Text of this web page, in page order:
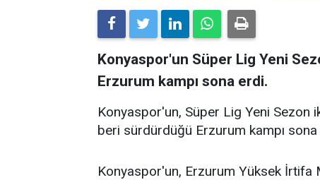
Konyaspor'un Süper Lig Yeni
Erzurum kampı sona erdi.
Konyaspor'un, Süper Lig Yeni Sezon
beri sürdürdüğü Erzurum kampı sona
Konyaspor'un, Erzurum Yüksek İrtifa